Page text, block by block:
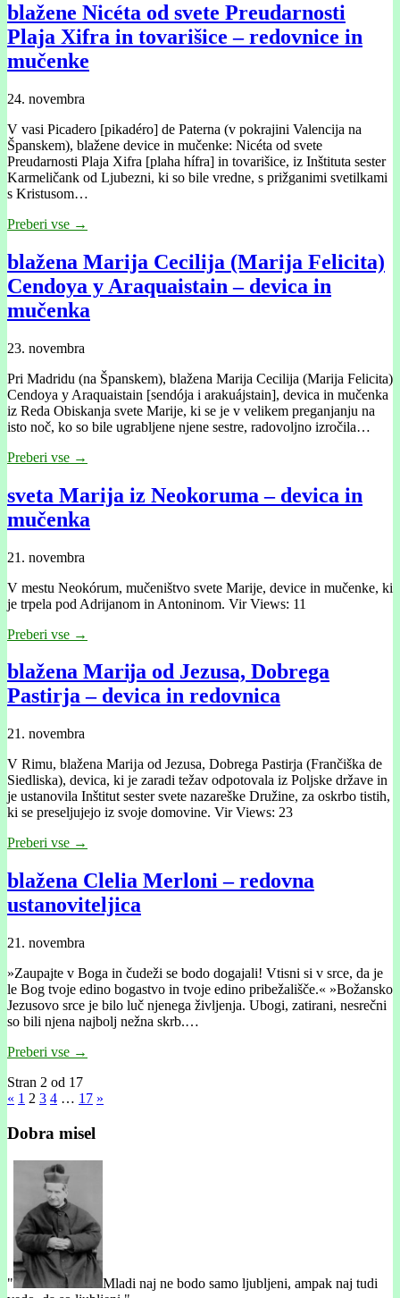
blažene Nicéta od svete Preudarnosti
Plaja Xifra in tovarišice – redovnice in
mučenke
24. novembra
V vasi Picadero [pikadéro] de Paterna (v pokrajini Valencija na
Španskem), blažene device in mučenke: Nicéta od svete
Preudarnosti Plaja Xifra [plaha hífra] in tovarišice, iz Inštituta sester
Karmeličank od Ljubezni, ki so bile vredne, s prižganimi svetilkami
s Kristusom…
Preberi vse →
blažena Marija Cecilija (Marija Felicita)
Cendoya y Araquaistain – devica in
mučenka
23. novembra
Pri Madridu (na Španskem), blažena Marija Cecilija (Marija Felicita)
Cendoya y Araquaistain [sendója i arakuájstain], devica in mučenka
iz Reda Obiskanja svete Marije, ki se je v velikem preganjanju na
isto noč, ko so bile ugrabljene njene sestre, radovoljno izročila…
Preberi vse →
sveta Marija iz Neokoruma – devica in
mučenka
21. novembra
V mestu Neokórum, mučeništvo svete Marije, device in mučenke, ki
je trpela pod Adrijanom in Antoninom. Vir Views: 11
Preberi vse →
blažena Marĳa od Jezusa, Dobrega
Pastirja – devica in redovnica
21. novembra
V Rimu, blažena Marĳa od Jezusa, Dobrega Pastirja (Frančiška de
Siedliska), devica, ki je zaradi težav odpotovala iz Poljske države in
je ustanovila Inštitut sester svete nazareške Družine, za oskrbo tistih,
ki se preseljujejo iz svoje domovine. Vir Views: 23
Preberi vse →
blažena Clelia Merloni – redovna
ustanoviteljica
21. novembra
»Zaupajte v Boga in čudeži se bodo dogajali! Vtisni si v srce, da je
le Bog tvoje edino bogastvo in tvoje edino pribežališče.« »Božansko
Jezusovo srce je bilo luč njenega življenja. Ubogi, zatirani, nesrečni
so bili njena najbolj nežna skrb.…
Preberi vse →
Stran 2 od 17
« 1 2 3 4 … 17 »
Dobra misel
"
Mladi naj ne bodo samo ljubljeni, ampak naj tudi